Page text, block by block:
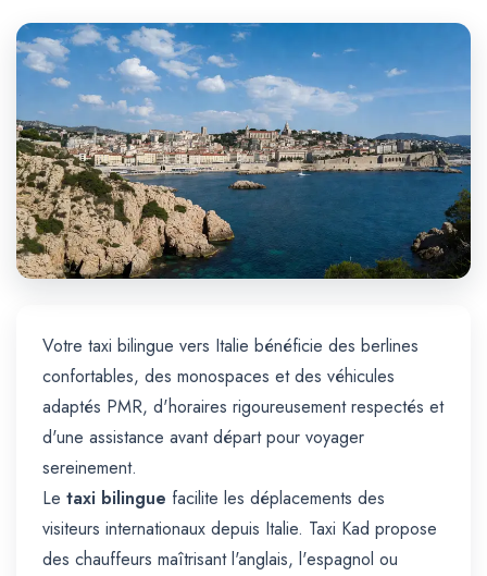
Trajet Longue Distance
Votre taxi bilingue vers Italie bénéficie des berlines
confortables, des monospaces et des véhicules
adaptés PMR, d'horaires rigoureusement respectés et
d'une assistance avant départ pour voyager
sereinement.
Le taxi bilingue facilite les déplacements des
visiteurs internationaux depuis Italie. Taxi Kad propose
des chauffeurs maîtrisant l'anglais, l'espagnol ou